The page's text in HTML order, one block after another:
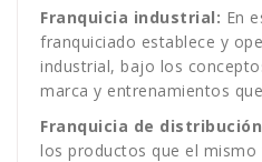
Franquicia industrial: En
franquiciado establece y
industrial, bajo los
marca y entrenamientos
Franquicia de distribución
los productos que el